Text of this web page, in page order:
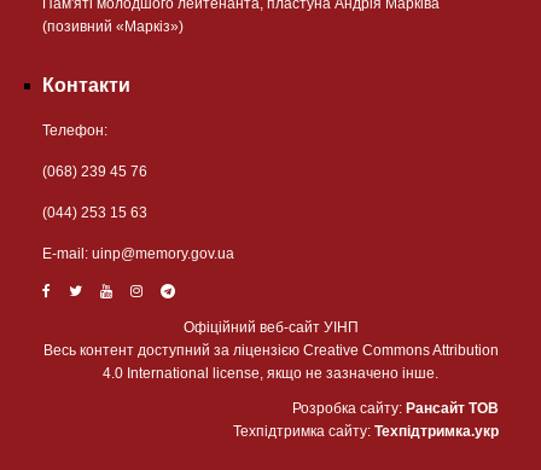
(позивний «Маркіз»)
Контакти
Телефон:
(068) 239 45 76
(044) 253 15 63
Е-mail: uinp@memory.gov.ua
Офіційний веб-сайт УІНП
Весь контент доступний за ліцензією Creative Commons Attribution
4.0 International license, якщо не зазначено інше.
Розробка сайту: Рансайт ТОВ
Техпідтримка сайту: Техпідтримка.укр